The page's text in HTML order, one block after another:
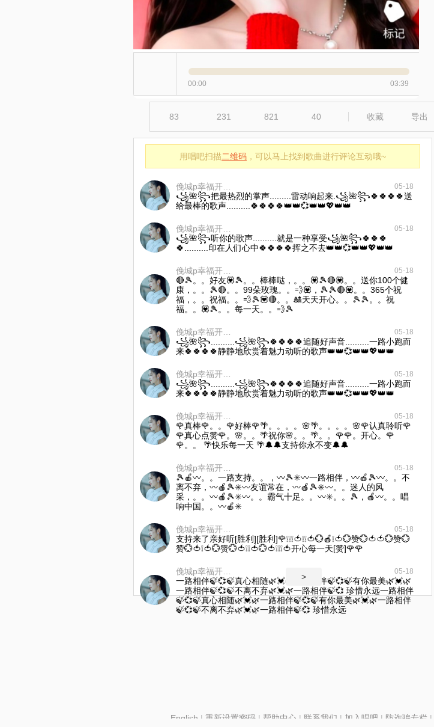
00:00 03:39
83 231 821 40 收藏 导出
用唱吧扫描二维码 ，可以马上找到歌曲进行评论互动哦~
05-18
꧁🌺꧂把最热烈的掌声.........雷动响起来.꧁🌺꧂🍀🍀🍀🍀送
给最棒的歌声..........🍀🍀🍀🍀👑👑💞👑👑💖👑👑
05-18
꧁🌺꧂听你的歌声..........就是一种享受꧁🌺꧂🍀🍀🍀
🍀..........印在人们心中🍀🍀🍀🍀挥之不去👑👑💞👑👑💖👑👑
05-18
🔴🎾。。好友💟🎾。。棒棒哒，。。💟🎾🔴💟。。送你100个健
康，。。🎾🔴。。99朵玫瑰。。💨💟，🎾🎾🔴💟。。365个祝
福，。。祝福。。💨🎾💟🔴。。🎎天天开心。。🎾🎾。。祝
福。。💟🎾。。每一天。。💨🎾
05-18
꧁🌺꧂..........꧁🌺꧂🍀🍀🍀🍀追随好声音..........一路小跑而
来🍀🍀🍀🍀静静地欣赏着魅力动听的歌声👑👑💞👑👑💖👑👑
05-18
꧁🌺꧂..........꧁🌺꧂🍀🍀🍀🍀追随好声音..........一路小跑而
来🍀🍀🍀🍀静静地欣赏着魅力动听的歌声👑👑💞👑👑💖👑👑
05-18
🌹真棒🌹。。🌹好棒🌹🌴。。。。🌸🌴。。。。🌸🌹认真聆听🌹
🌹真心点赞🌹。🌸。。🌴祝你🌸。。🌴。。🌹🌹。开心。🌹
🌹。。 🌴快乐每一天 🌴🔔🔔支持你永不变🔔🔔
05-18
🎾🍎〰。。一路支持。。，〰🎾✳️〰一路相伴，〰🍎🎾〰。。不
离不弃，〰🍎🎾✳️〰友谊常在，〰🍎🎾✳️〰。。迷人的风
采，。。〰🍎🎾✳️〰。。霸气十足。。〰✳️。。🎾，🍎〰。。唱
响中国。。〰🍎✳️
05-18
支持来了亲好听[胜利][胜利]🌹❕❕❕🍅❕❕🍅💮🍎❕🍅💮赞💮🍅🍅💮赞💮
赞💮🍅❕🍅💮赞💮🍅❕❕🍅💮🍅❕❕❕🍅开心每一天[赞]🌹🌹
05-18
一路相伴🍃💞🍃真心相随🌿💓🌿一路相伴🍃💞🍃有你最美🌿💓🌿
一路相伴🍃💞🍃不离不弃🌿💓🌿一路相伴🍃💞 珍惜永远一路相伴
🍃💞🍃真心相随🌿💓🌿一路相伴🍃💞🍃有你最美🌿💓🌿一路相伴
🍃💞🍃不离不弃🌿💓🌿一路相伴🍃💞 珍惜永远
>
English | 重新设置密码| 帮助中心 | 联系我们 | 加入唱吧 | 防诈骗专栏 |